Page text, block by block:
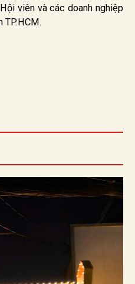
viên và các doanh nghiệp
TP.HCM.